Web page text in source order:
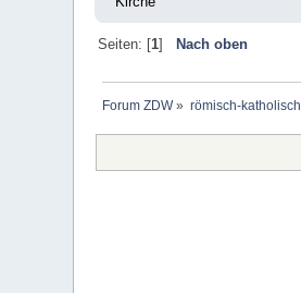
Seiten: [1] Nach oben
Forum ZDW» römisch-katholisch